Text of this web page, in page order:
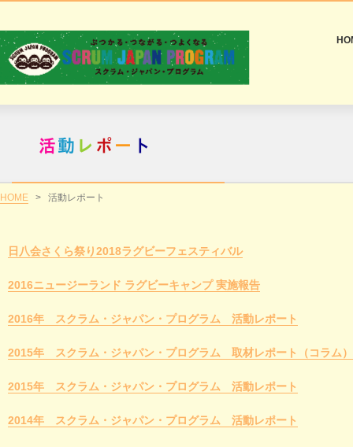
HOME > 活動レポート
日八会さくら祭り2018ラグビーフェスティバル
2016ニュージーランド ラグビーキャンプ 実施報告
2016年 スクラム・ジャパン・プログラム 活動レポート
2015年 スクラム・ジャパン・プログラム 取材レポート（コラム）
2015年 スクラム・ジャパン・プログラム 活動レポート
2014年 スクラム・ジャパン・プログラム 活動レポート